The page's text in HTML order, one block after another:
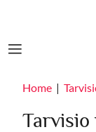
Home
Tarvisio